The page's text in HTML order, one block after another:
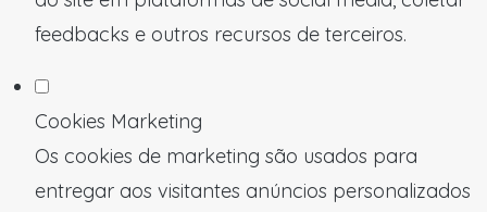
feedbacks e outros recursos de terceiros.
Cookies Marketing
Os cookies de marketing são usados para
entregar aos visitantes anúncios personalizados